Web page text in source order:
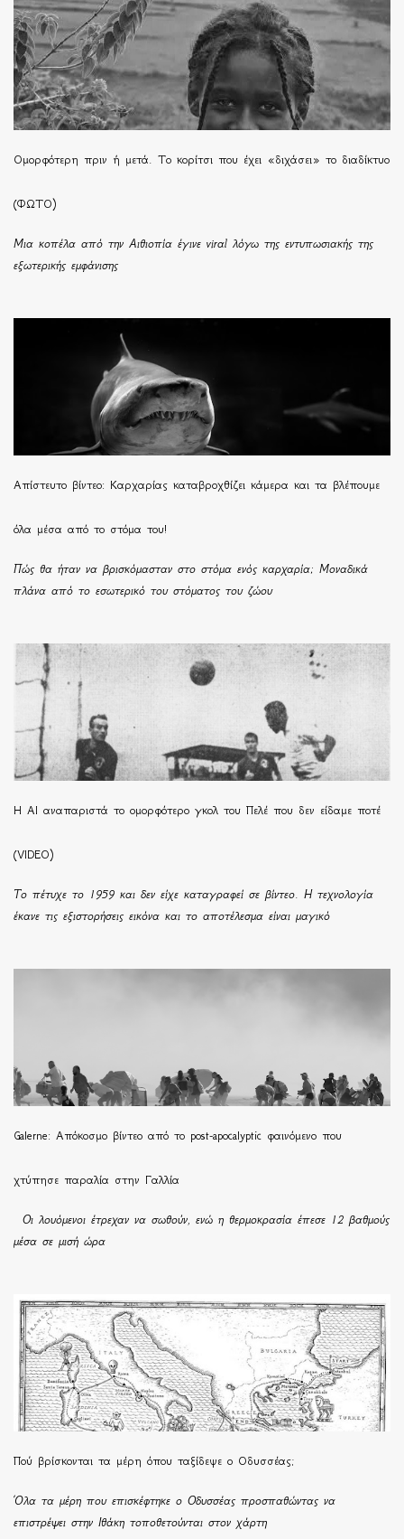
Ομορφότερη πριν ή μετά. Το κορίτσι που έχει «διχάσει» το διαδίκτυο
(ΦΩΤΟ)
Μια κοπέλα από την Αιθιοπία έγινε viral λόγω της εντυπωσιακής της
εξωτερικής εμφάνισης
Απίστευτο βίντεο: Καρχαρίας καταβροχθίζει κάμερα και τα βλέπουμε
όλα μέσα από το στόμα του!
Πώς θα ήταν να βρισκόμασταν στο στόμα ενός καρχαρία; Μοναδικά
πλάνα από το εσωτερικό του στόματος του ζώου
Η ΑΙ αναπαριστά το ομορφότερο γκολ του Πελέ που δεν είδαμε ποτέ
(VIDEO)
Το πέτυχε το 1959 και δεν είχε καταγραφεί σε βίντεο. Η τεχνολογία
έκανε τις εξιστορήσεις εικόνα και το αποτέλεσμα είναι μαγικό
Galerne: Απόκοσμο βίντεο από το post-apocalyptic φαινόμενο που
χτύπησε παραλία στην Γαλλία
Οι λουόμενοι έτρεχαν να σωθούν, ενώ η θερμοκρασία έπεσε 12 βαθμούς
μέσα σε μισή ώρα
Πού βρίσκονται τα μέρη όπου ταξίδεψε ο Οδυσσέας;
Όλα τα μέρη που επισκέφτηκε ο Οδυσσέας προσπαθώντας να
επιστρέψει στην Ιθάκη τοποθετούνται στον χάρτη